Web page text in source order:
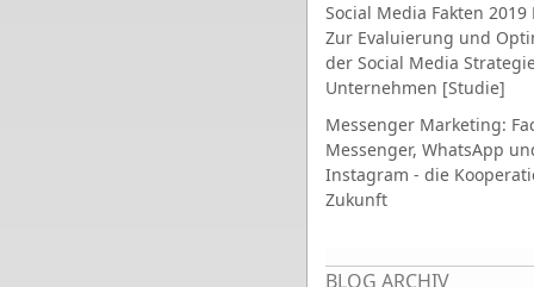
Social Media Fakten 2019
Zur Evaluierung und
der Social Media
Unternehmen [Studie]
Messenger Marketing:
Messenger, WhatsApp
Instagram - die
Zukunft
BLOG ARCHIV
Seiten